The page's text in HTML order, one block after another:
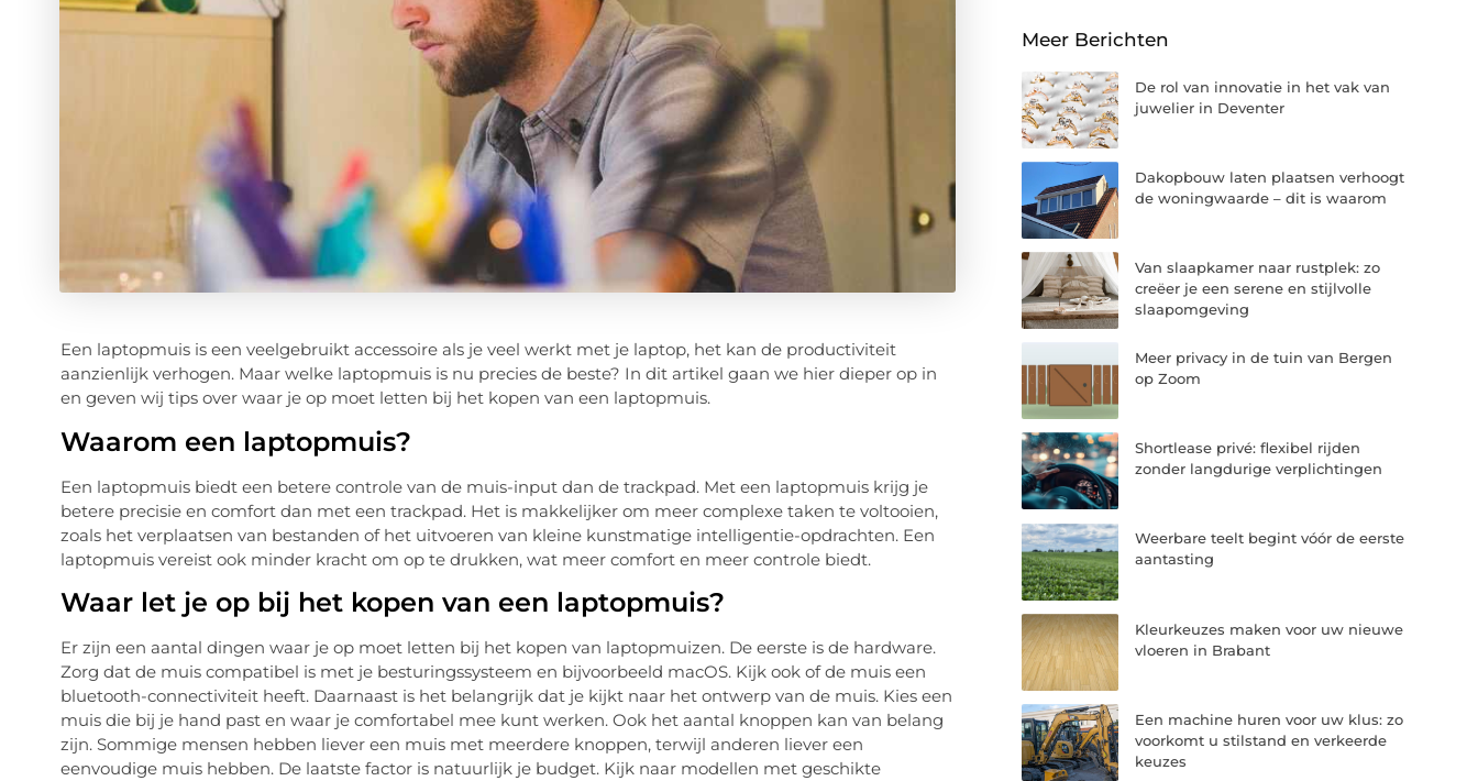
Een laptopmuis is een veelgebruikt accessoire als je veel werkt met je laptop, het kan de productiviteit
aanzienlijk verhogen. Maar welke laptopmuis is nu precies de beste? In dit artikel gaan we hier dieper op in
en geven wij tips over waar je op moet letten bij het kopen van een laptopmuis.
Waarom een laptopmuis?
Een laptopmuis biedt een betere controle van de muis-input dan de trackpad. Met een laptopmuis krijg je
betere precisie en comfort dan met een trackpad. Het is makkelijker om meer complexe taken te voltooien,
zoals het verplaatsen van bestanden of het uitvoeren van kleine kunstmatige intelligentie-opdrachten. Een
laptopmuis vereist ook minder kracht om op te drukken, wat meer comfort en meer controle biedt.
Waar let je op bij het kopen van een laptopmuis?
Er zijn een aantal dingen waar je op moet letten bij het kopen van laptopmuizen. De eerste is de hardware.
Zorg dat de muis compatibel is met je besturingssysteem en bijvoorbeeld macOS. Kijk ook of de muis een
bluetooth-connectiviteit heeft. Daarnaast is het belangrijk dat je kijkt naar het ontwerp van de muis. Kies een
muis die bij je hand past en waar je comfortabel mee kunt werken. Ook het aantal knoppen kan van belang
zijn. Sommige mensen hebben liever een muis met meerdere knoppen, terwijl anderen liever een
eenvoudige muis hebben. De laatste factor is natuurlijk je budget. Kijk naar modellen met geschikte
Meer Berichten
De rol van innovatie in het vak van
juwelier in Deventer
Dakopbouw laten plaatsen verhoogt
de woningwaarde – dit is waarom
Van slaapkamer naar rustplek: zo
creëer je een serene en stijlvolle
slaapomgeving
Meer privacy in de tuin van Bergen
op Zoom
Shortlease privé: flexibel rijden
zonder langdurige verplichtingen
Weerbare teelt begint vóór de eerste
aantasting
Kleurkeuzes maken voor uw nieuwe
vloeren in Brabant
Een machine huren voor uw klus: zo
voorkomt u stilstand en verkeerde
keuzes